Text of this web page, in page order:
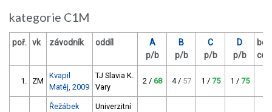
kategorie C1M
poř. vk závodník oddíl
A
p/b
B
p/b
C
p/b
D
p/b
1. ZM
Kvapil
Matěj, 2009
TJ Slavia K.
Vary
2 / 68 4 / 57 1 / 75 1 / 75
Řežábek
Univerzitní